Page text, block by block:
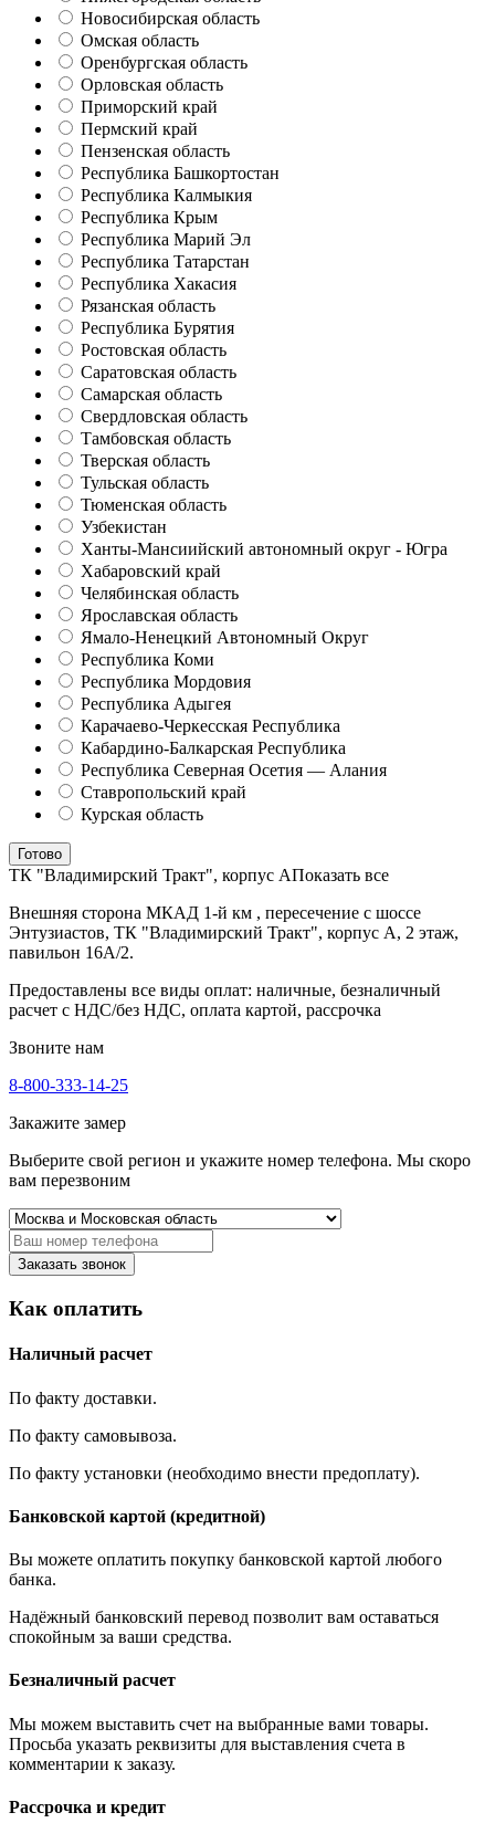
Новосибирская область
Омская область
Оренбургская область
Орловская область
Приморский край
Пермский край
Пензенская область
Республика Башкортостан
Республика Калмыкия
Республика Крым
Республика Марий Эл
Республика Татарстан
Республика Хакасия
Рязанская область
Республика Бурятия
Ростовская область
Саратовская область
Самарская область
Свердловская область
Тамбовская область
Тверская область
Тульская область
Тюменская область
Узбекистан
Ханты-Мансиийский автономный округ - Югра
Хабаровский край
Челябинская область
Ярославская область
Ямало-Ненецкий Автономный Округ
Республика Коми
Республика Мордовия
Республика Адыгея
Карачаево-Черкесская Республика
Кабардино-Балкарская Республика
Республика Северная Осетия — Алания
Ставропольский край
Курская область
Готово
ТК "Владимирский Тракт", корпус АПоказать все
Внешняя сторона МКАД 1-й км , пересечение с шоссе
Энтузиастов, ТК "Владимирский Тракт", корпус А, 2 этаж,
павильон 16А/2.
Предоставлены все виды оплат: наличные, безналичный
расчет с НДС/без НДС, оплата картой, рассрочка
Звоните нам
8-800-333-14-25
Закажите замер
Выберите свой регион и укажите номер телефона. Мы скоро
вам перезвоним
Заказать звонок
Как оплатить
Наличный расчет
По факту доставки.
По факту самовывоза.
По факту установки (необходимо внести предоплату).
Банковской картой (кредитной)
Вы можете оплатить покупку банковской картой любого
банка.
Надёжный банковский перевод позволит вам оставаться
спокойным за ваши средства.
Безналичный расчет
Мы можем выставить счет на выбранные вами товары.
Просьба указать реквизиты для выставления счета в
комментарии к заказу.
Рассрочка и кредит